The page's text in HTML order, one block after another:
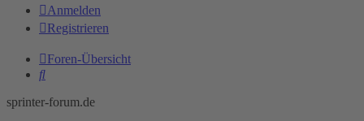
Anmelden
Registrieren
Foren-Übersicht
Suche
sprinter-forum.de